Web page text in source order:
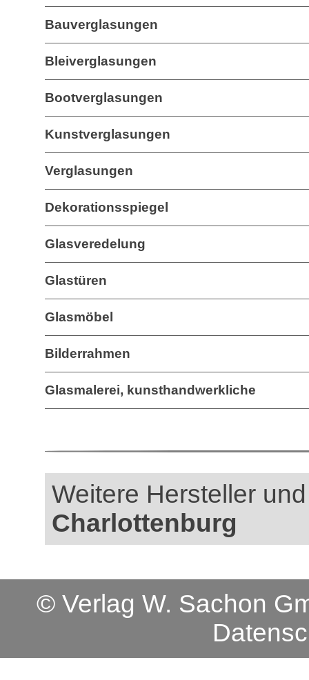
Bauverglasungen
Bleiverglasungen
Bootverglasungen
Kunstverglasungen
Verglasungen
Dekorationsspiegel
Glasveredelung
Glastüren
Glasmöbel
Bilderrahmen
Glasmalerei, kunsthandwerkliche
Weitere Hersteller
Charlottenburg
© Verlag W. Sachon